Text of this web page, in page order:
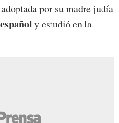
por su madre judía
y estudió en la